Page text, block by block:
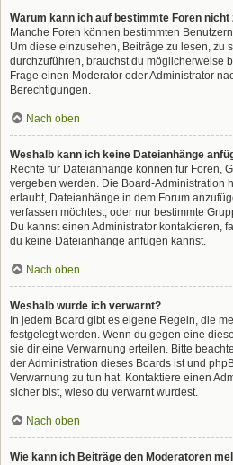
Warum kann ich auf bestimmte Foren nicht
Manche Foren können bestimmten
Um diese einzusehen, Beiträge zu lesen, zu
durchzuführen, brauchst du möglicherweise
Frage einen Moderator oder Administrator
Berechtigungen.
Nach oben
Weshalb kann ich keine Dateianhänge
Rechte für Dateianhänge können für Foren,
vergeben werden. Die Board-Administration
erlaubt, Dateianhänge in dem Forum
verfassen möchtest, oder nur bestimmte
Du kannst einen Administrator kontaktieren,
du keine Dateianhänge anfügen kannst.
Nach oben
Weshalb wurde ich verwarnt?
In jedem Board gibt es eigene Regeln, die
festgelegt werden. Wenn du gegen eine
sie dir eine Verwarnung erteilen. Bitte
der Administration dieses Boards ist und
Verwarnung zu tun hat. Kontaktiere einen
sicher bist, wieso du verwarnt wurdest.
Nach oben
Wie kann ich Beiträge den Moderatoren